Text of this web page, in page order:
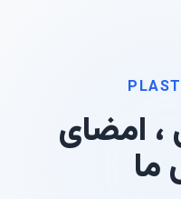
، امضای